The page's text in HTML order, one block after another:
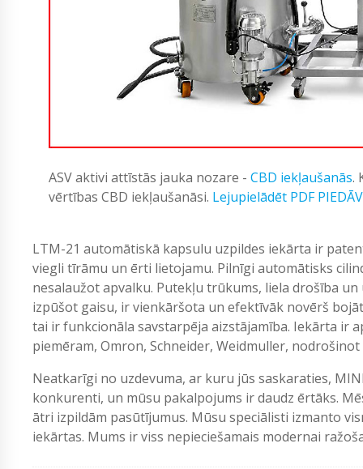
ASV aktivi attīstās jauka nozare - CBD iekļaušanās.
vērtības CBD iekļaušanāsi. Lejupielādēt PDF
LTM-21 automātiskā kapsulu uzpildes iekārta ir
viegli tīrāmu un ērti lietojamu. Pilnīgi automātisks
nesalaužot apvalku. Putekļu trūkums, liela drošība
izpūšot gaisu, ir vienkāršota un efektīvāk novērš
tai ir funkcionāla savstarpēja aizstājamība. Iekārta ir
piemēram, Omron, Schneider, Weidmuller,
Neatkarīgi no uzdevuma, ar kuru jūs saskaraties,
konkurenti, un mūsu pakalpojums ir daudz ērtāks.
ātri izpildām pasūtījumus. Mūsu speciālisti izmanto
iekārtas. Mums ir viss nepieciešamais modernai